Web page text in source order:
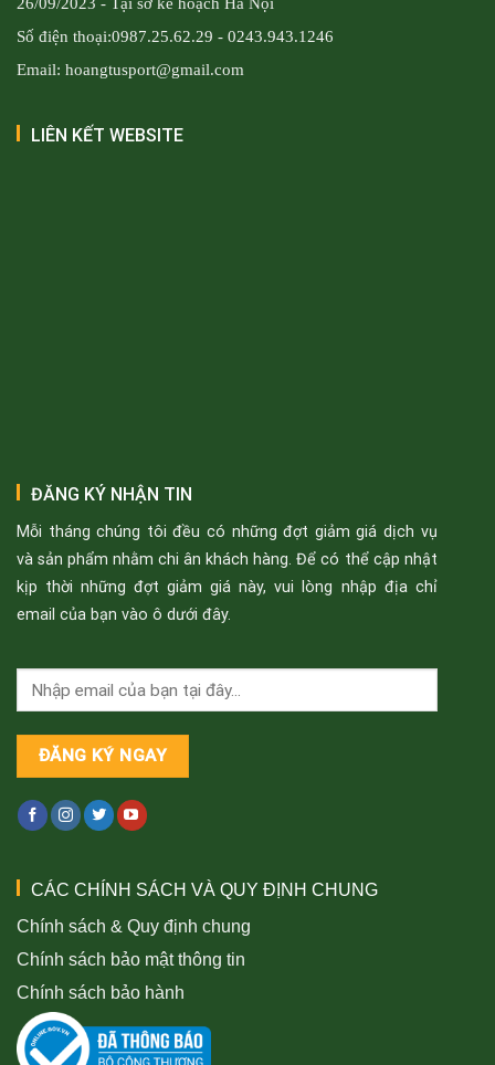
Số điện thoại:0987.25.62.29 - 0243.943.1246
Email: hoangtusport@gmail.com
LIÊN KẾT WEBSITE
ĐĂNG KÝ NHẬN TIN
Mỗi tháng chúng tôi đều có những đợt giảm giá dịch vụ
và sản phẩm nhằm chi ân khách hàng. Để có thể cập nhật
kịp thời những đợt giảm giá này, vui lòng nhập địa chỉ
email của bạn vào ô dưới đây.
CÁC CHÍNH SÁCH VÀ QUY ĐỊNH CHUNG
Chính sách & Quy định chung
Chính sách bảo mật thông tin
Chính sách bảo hành